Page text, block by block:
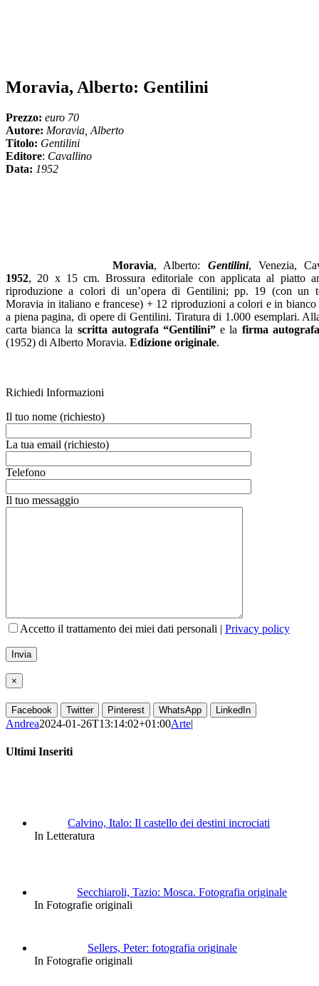
Moravia, Alberto: Gentilini
Prezzo: euro 70
Autore: Moravia, Alberto
Titolo: Gentilini
Editore: Cavallino
Data: 1952
Moravia, Alberto: Gentilini, Venezia,
1952, 20 x 15 cm. Brossura editoriale con applicata al piatto
riproduzione a colori di un’opera di Gentilini; pp. 19 (con un
Moravia in italiano e francese) + 12 riproduzioni a colori e in bianco
a piena pagina, di opere di Gentilini. Tiratura di 1.000 esemplari.
carta bianca la scritta autografa “Gentilini” e la firma autografa
(1952) di Alberto Moravia. Edizione originale.
Richiedi Informazioni
Il tuo nome (richiesto)
La tua email (richiesto)
Telefono
Il tuo messaggio
Accetto il trattamento dei miei dati personali | Privacy policy
×
Facebook Twitter Pinterest WhatsApp LinkedIn
Andrea2024-01-26T13:14:02+01:00Arte|
Ultimi Inseriti
Calvino, Italo: Il castello dei destini incrociati
In Letteratura
Secchiaroli, Tazio: Mosca. Fotografia originale
In Fotografie originali
Sellers, Peter: fotografia originale
In Fotografie originali